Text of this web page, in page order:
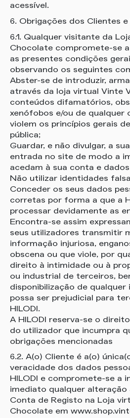
acessível.
6. Obrigações dos Clientes
6.1. Qualquer visitante da
Chocolate compromete-se
as presentes condições
observando os seguintes
Abster-se de introduzir,
através da loja virtual Vinte
conteúdos difamatórios,
xenófobos e/ou de qualquer
violem os princípios gerais
pública;
Guardar, e não divulgar, a
entrada no site de modo a
acedam à sua conta e dados
Não utilizar identidades
Conceder os seus dados
corretas por forma a que a
processar devidamente as
Encontra-se assim
seus utilizadores transmitir
informação injuriosa,
obscena ou que viole, por
direito à intimidade ou à
ou industrial de terceiros,
disponibilização de
possa ser prejudicial para
HILODI.
A HILODI reserva-se o
do utilizador que incumpra
obrigações mencionadas
6.2. A(o) Cliente é a(o)
veracidade dos dados
HILODI e compromete-se a
imediato qualquer alteração
Conta de Registo na Loja
Chocolate em